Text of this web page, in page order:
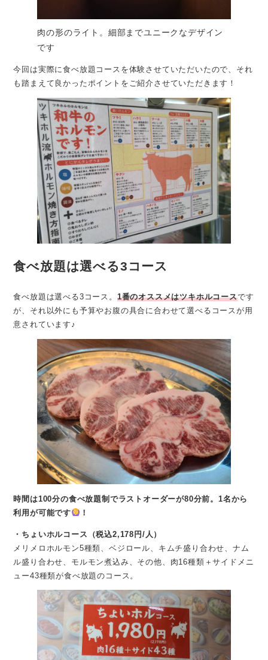
肉の形のライト。細部までユニークなデザイン
です
今回は実際に食べ放題コースを体験させていただいたので、それ
も踏まえて良かったポイントをご紹介させていただきます！
食べ放題は選べる3コース
食べ放題は選べる3コース。 1番のオススメはツキホルコースです
が、それ以外にも予算やお腹の具合に合わせて選べるコースが用
意されています♪
時間は100分の食べ放題制でラストオーダーが80分前。1名から
利用が可能です
！
・ちょいホルコース（税込2,178円/人）
メリメロホルモン5種類、ベジロール、キムチ盛り合わせ、ナム
ル盛り合わせ、モルモン煮込み、その他、肉16種類＋サイドメニ
ュー43種類が食べ放題のコース。